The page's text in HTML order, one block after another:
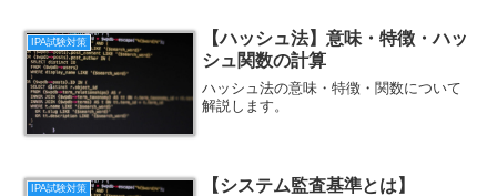
IPA試験対策
【ハッシュ法】意味・特徴・ハッ
シュ関数の計算
ハッシュ法の意味・特徴・関数について
解説します。
IPA試験対策 【システム監査基準とは】